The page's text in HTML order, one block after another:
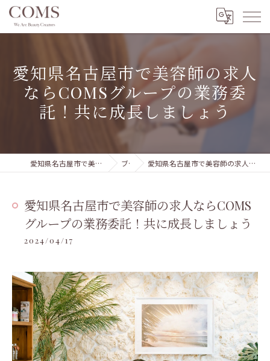
愛知県名古屋市で美容師の求人
ならCOMSグループの業務委
託！共に成長しましょう
愛知県名古屋市で美容室の求人ならCOMSグループ 本部 ブログ 愛知県名古屋市で美容師の求人ならCOMSグループの業務委託！共に成長しましょう
愛知県名古屋市で美容師の求人ならCOMS
グループの業務委託！共に成長しましょう
2024/04/17